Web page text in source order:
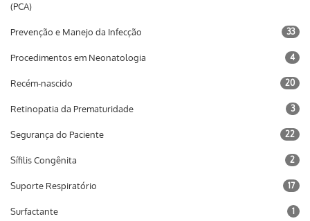
(PCA)
Prevenção e Manejo da Infecção 33
Procedimentos em Neonatologia 4
Recém-nascido 20
Retinopatia da Prematuridade 3
Segurança do Paciente 22
Sífilis Congênita 2
Suporte Respiratório 17
Surfactante 1